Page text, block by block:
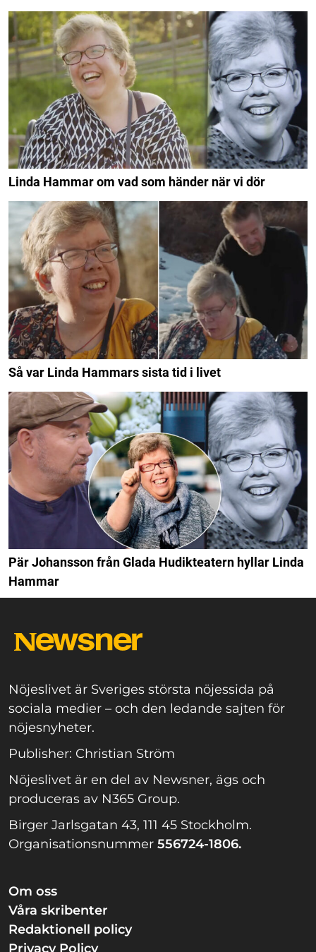
Linda Hammar om vad som händer när vi dör
Så var Linda Hammars sista tid i livet
Pär Johansson från Glada Hudikteatern hyllar Linda
Hammar
Nöjeslivet är Sveriges största nöjessida på
sociala medier – och den ledande sajten för
nöjesnyheter.
Publisher: Christian Ström
Nöjeslivet är en del av Newsner, ägs och
produceras av N365 Group.
Birger Jarlsgatan 43, 111 45 Stockholm.
Organisationsnummer 556724-1806.
Om oss
Våra skribenter
Redaktionell policy
Privacy Policy